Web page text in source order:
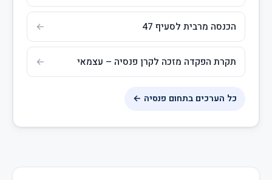
הכנסה מרבית לסעיף 47
תקרת הפקדה מזכה לקרן פנסיה – עצמאי
כל הערכים בתחום פנסיה ←